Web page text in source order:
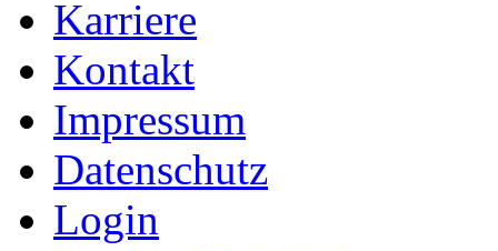
Karriere
Kontakt
Impressum
Datenschutz
Login